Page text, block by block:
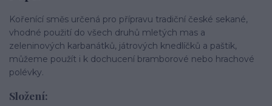
Kořenící směs určená pro přípravu tradiční české sekané,
vhodné použití do všech druhů mletých mas a
zeleninových karbanátků, játrových knedlíčků a paštik,
můžeme použít i k dochucení bramborové nebo hrachové
polévky.
Složení: